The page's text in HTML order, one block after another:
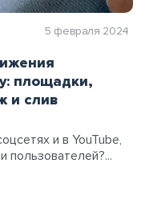
5 февраля 2024
площадки,
и слив
и в YouTube,
пользователей?...